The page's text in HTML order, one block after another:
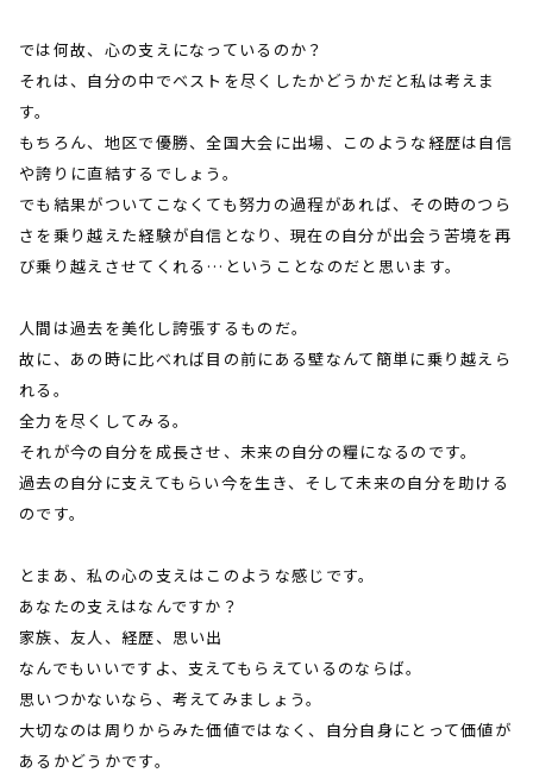
では何故、心の支えになっているのか？
それは、自分の中でベストを尽くしたかどうかだと私は考えま
す。
もちろん、地区で優勝、全国大会に出場、このような経歴は自信
や誇りに直結するでしょう。
でも結果がついてこなくても努力の過程があれば、その時のつら
さを乗り越えた経験が自信となり、現在の自分が出会う苦境を再
び乗り越えさせてくれる…ということなのだと思います。
人間は過去を美化し誇張するものだ。
故に、あの時に比べれば目の前にある壁なんて簡単に乗り越えら
れる。
全力を尽くしてみる。
それが今の自分を成長させ、未来の自分の糧になるのです。
過去の自分に支えてもらい今を生き、そして未来の自分を助ける
のです。
とまあ、私の心の支えはこのような感じです。
あなたの支えはなんですか？
家族、友人、経歴、思い出
なんでもいいですよ、支えてもらえているのならば。
思いつかないなら、考えてみましょう。
大切なのは周りからみた価値ではなく、自分自身にとって価値が
あるかどうかです。